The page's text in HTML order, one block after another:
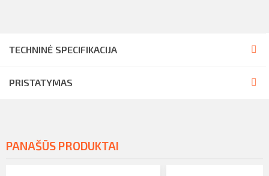
TECHNINĖ SPECIFIKACIJA
PRISTATYMAS
PANAŠŪS PRODUKTAI